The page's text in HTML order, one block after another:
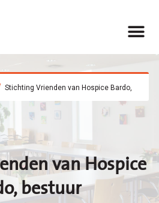
Stichting Vrienden van Hospice Bardo,
van Hospice
bestuur